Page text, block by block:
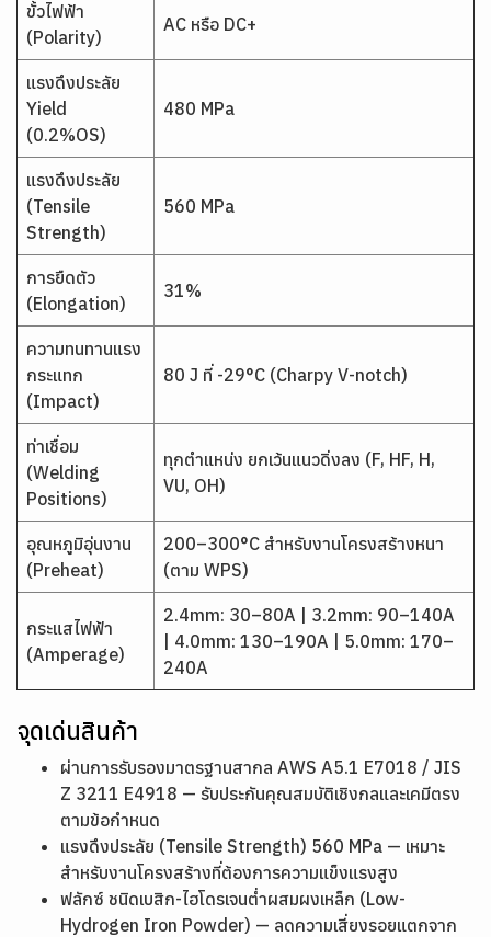
ขั้วไฟฟ้า
(Polarity)
AC หรือ DC+
แรงดึงประลัย
Yield
(0.2%OS)
480 MPa
แรงดึงประลัย
(Tensile
Strength)
560 MPa
การยืดตัว
(Elongation)
31%
ความทนทานแรง
กระแทก
(Impact)
80 J ที่ -29°C (Charpy V-notch)
ท่าเชื่อม
(Welding
Positions)
ทุกตำแหน่ง ยกเว้นแนวดิ่งลง (F, HF, H,
VU, OH)
อุณหภูมิอุ่นงาน
(Preheat)
200–300°C สำหรับงานโครงสร้างหนา
(ตาม WPS)
กระแสไฟฟ้า
(Amperage)
2.4mm: 30–80A | 3.2mm: 90–140A
| 4.0mm: 130–190A | 5.0mm: 170–
240A
จุดเด่นสินค้า
ผ่านการรับรองมาตรฐานสากล AWS A5.1 E7018 / JIS
Z 3211 E4918 — รับประกันคุณสมบัติเชิงกลและเคมีตรง
ตามข้อกำหนด
แรงดึงประลัย (Tensile Strength) 560 MPa — เหมาะ
สำหรับงานโครงสร้างที่ต้องการความแข็งแรงสูง
ฟลักซ์ ชนิดเบสิก-ไฮโดรเจนต่ำผสมผงเหล็ก (Low-
Hydrogen Iron Powder) — ลดความเสี่ยงรอยแตกจาก